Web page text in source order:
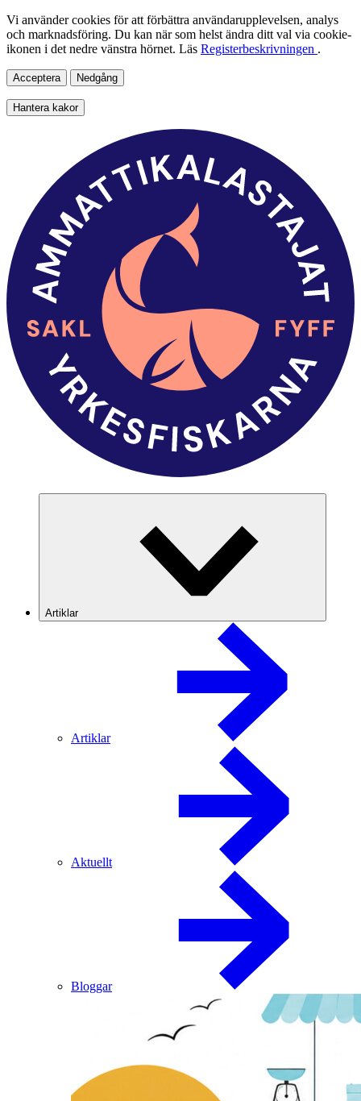
Vi använder cookies för att förbättra användarupplevelsen, analys
och marknadsföring. Du kan när som helst ändra ditt val via cookie-
ikonen i det nedre vänstra hörnet. Läs Registerbeskrivningen .
Acceptera Nedgång
Hantera kakor
Artiklar
Artiklar
Aktuellt
Bloggar